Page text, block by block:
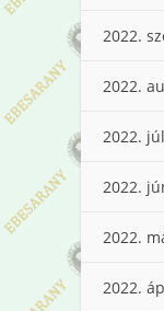
2022.
2022.
2022.
2022.
2022.
2022.